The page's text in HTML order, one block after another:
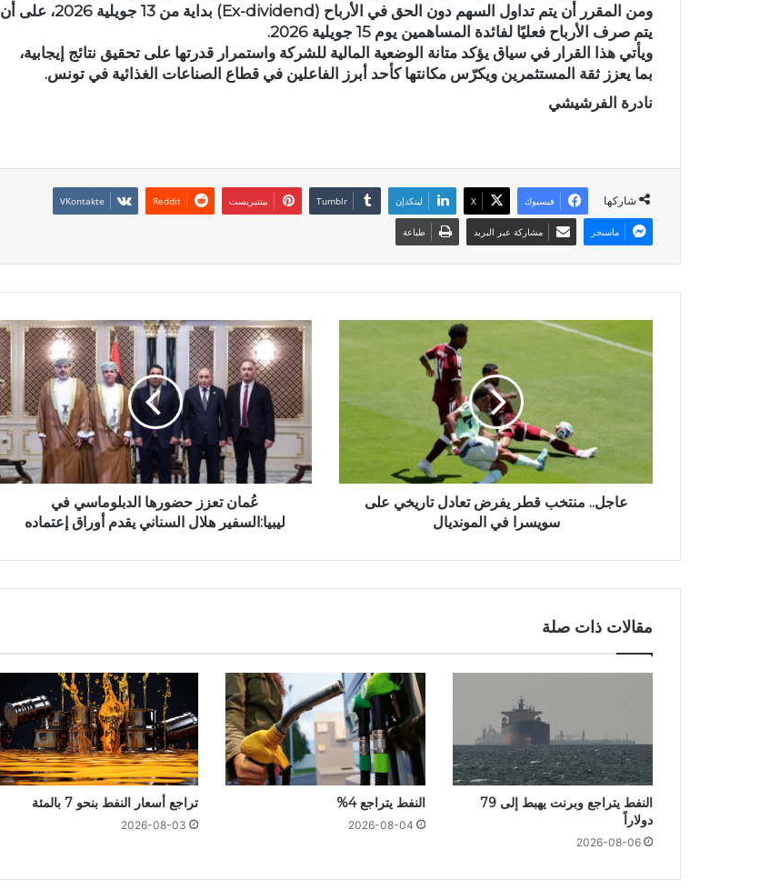
ومن المقرر أن يتم تداول السهم دون الحق في الأرباح (Ex-dividend) بداية من 13 جويلية 2026، على أن
يتم صرف الأرباح فعليًا لفائدة المساهمين يوم 15 جويلية 2026.
ويأتي هذا القرار في سياق يؤكد متانة الوضعية المالية للشركة واستمرار قدرتها على تحقيق نتائج إيجابية،
بما يعزز ثقة المستثمرين ويكرّس مكانتها كأحد أبرز الفاعلين في قطاع الصناعات الغذائية في تونس.
نادرة الفرشيشي
شاركها فيسبوك X لينكدإن بينتيريست
ماسنجر مشاركة عبر البريد طباعة
عاجل.. منتخب قطر يفرض تعادل تاريخي على
سويسرا في المونديال
عُمان تعزز حضورها الدبلوماسي في
ليبيا:السفير هلال السناني يقدم أوراق إعتماده
مقالات ذات صلة
النفط يتراجع وبرنت يهبط إلى 79
دولاراً
2026-08-06
النفط يتراجع 4%
2026-08-04
تراجع أسعار النفط بنحو 7 بالمئة
2026-08-03